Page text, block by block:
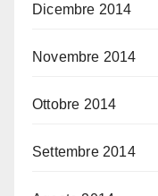
Dicembre 2014
Novembre 2014
Ottobre 2014
Settembre 2014